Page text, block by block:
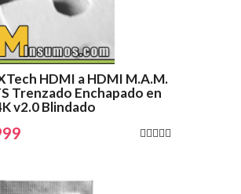
HDMI a HDMI M.A.M.
Trenzado Enchapado en
v2.0 Blindado